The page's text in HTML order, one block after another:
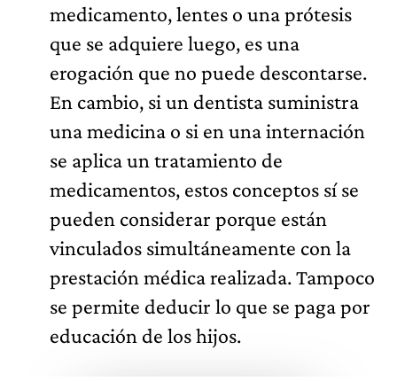
medicamento, lentes o una prótesis
que se adquiere luego, es una
erogación que no puede descontarse.
En cambio, si un dentista suministra
una medicina o si en una internación
se aplica un tratamiento de
medicamentos, estos conceptos sí se
pueden considerar porque están
vinculados simultáneamente con la
prestación médica realizada. Tampoco
se permite deducir lo que se paga por
educación de los hijos.